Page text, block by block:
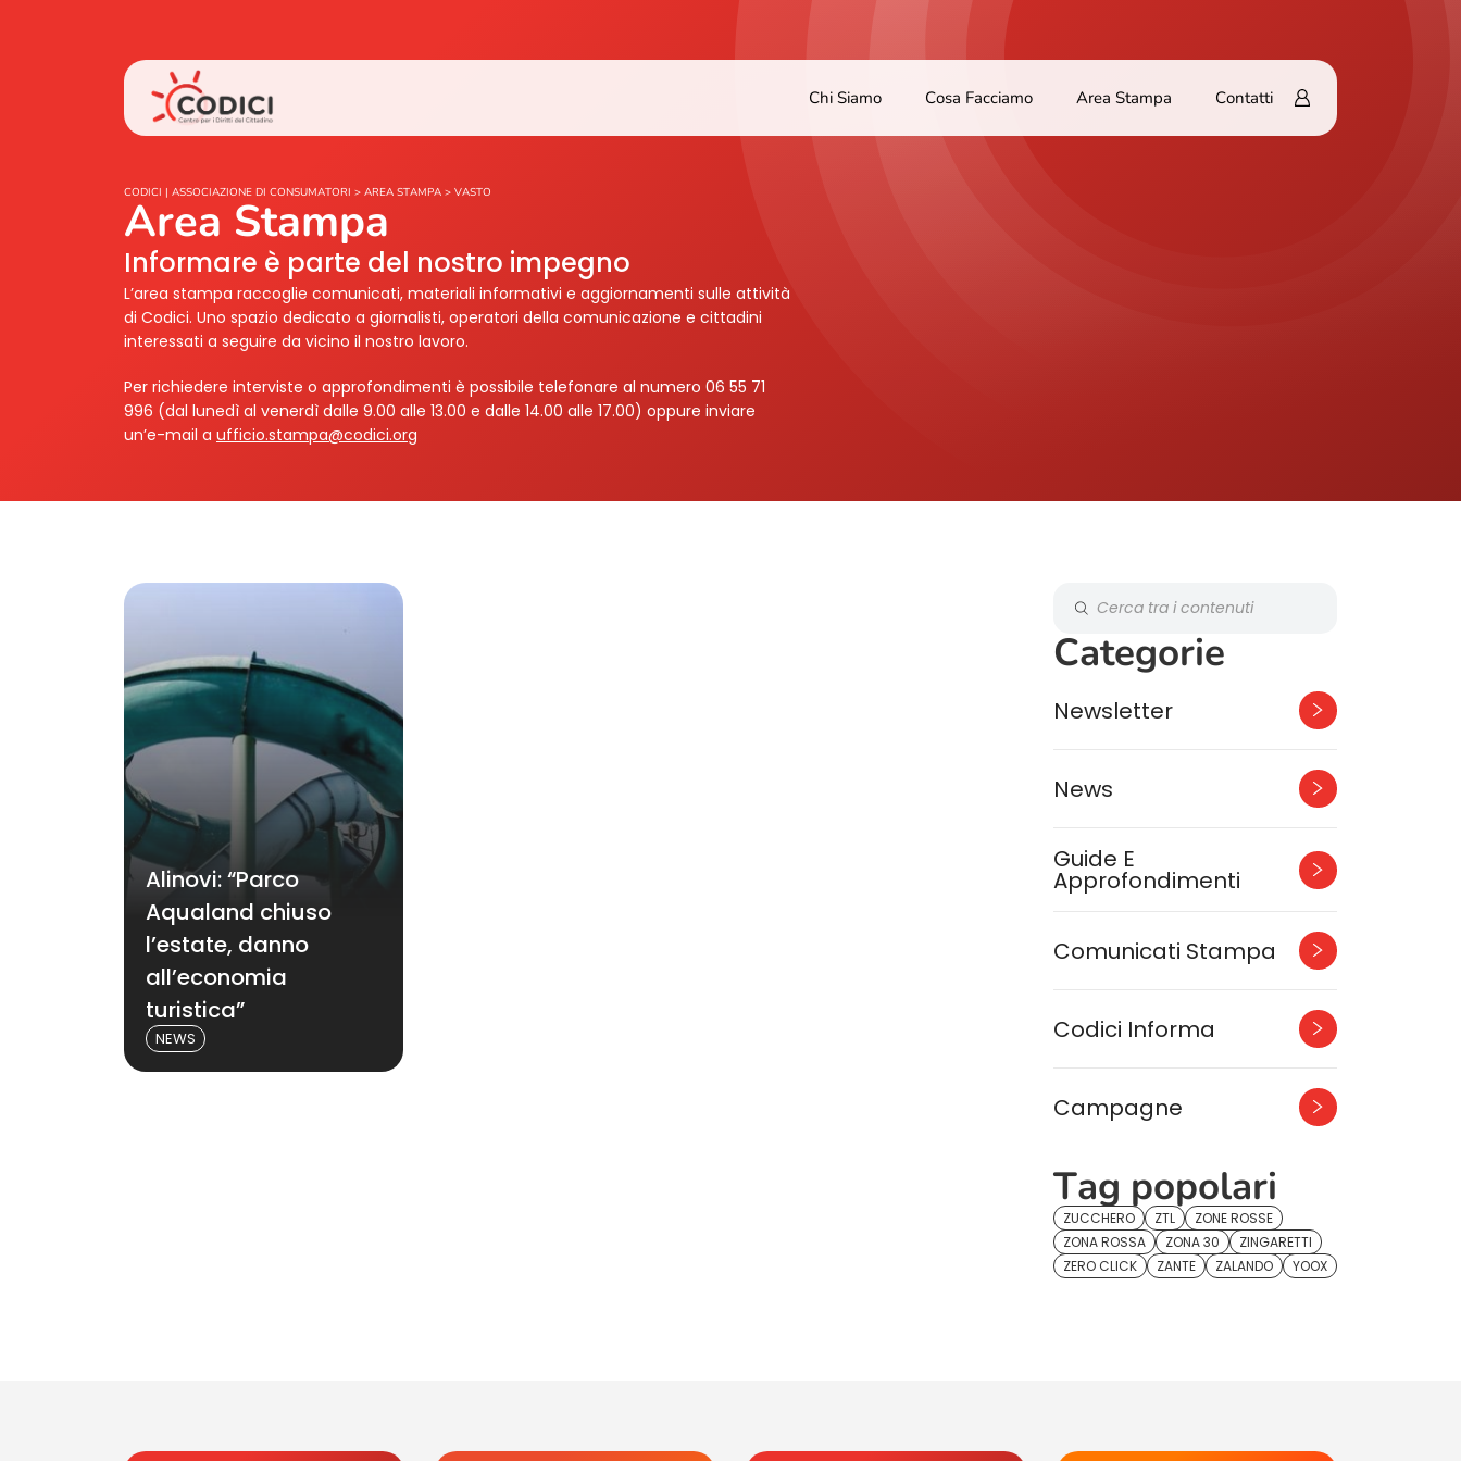
Chi Siamo Cosa Facciamo Area Stampa Contatti
CODICI | ASSOCIAZIONE DI CONSUMATORI > AREA STAMPA > VASTO
Area Stampa
Informare è parte del nostro impegno
L’area stampa raccoglie comunicati, materiali informativi e aggiornamenti sulle attività
di Codici. Uno spazio dedicato a giornalisti, operatori della comunicazione e cittadini
interessati a seguire da vicino il nostro lavoro.
Per richiedere interviste o approfondimenti è possibile telefonare al numero 06 55 71
996 (dal lunedì al venerdì dalle 9.00 alle 13.00 e dalle 14.00 alle 17.00) oppure inviare
un’e-mail a ufficio.stampa@codici.org
Alinovi: “Parco
Aqualand chiuso
l’estate, danno
all’economia
turistica”
NEWS
Categorie
Newsletter
News
Guide E
Approfondimenti
Comunicati Stampa
Codici Informa
Campagne
Tag popolari
ZUCCHERO ZTL
ZONE ROSSE
ZONA ROSSA
ZONA 30
ZINGARETTI
ZERO CLICK
ZANTE ZALANDO YOOX